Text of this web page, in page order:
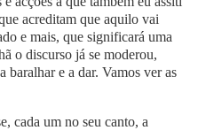
acreditam que aquilo vai
e mais, que significará uma
o discurso já se moderou,
baralhar e a dar. Vamos ver as
cada um no seu canto, a